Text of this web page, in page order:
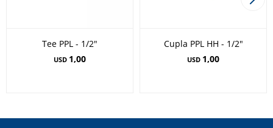
Tee PPL - 1/2"
USD 1,00
Cupla PPL HH - 1/2"
USD 1,00